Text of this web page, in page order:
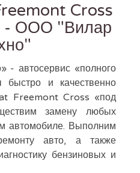
Cross
- ООО "Вилар
- автосервис «полного
и качественно
Freemont Cross «под
замену любых
автомобиле. Выполним
авто, а также
бензиновых и